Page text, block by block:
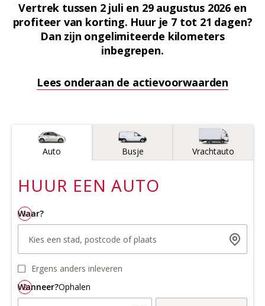
Vertrek tussen 2 juli en 29 augustus 2026 en
profiteer van korting. Huur je 7 tot 21 dagen?
Dan zijn ongelimiteerde kilometers
inbegrepen.
Lees onderaan de actievoorwaarden
Voertuigtype
Auto Busje Vrachtauto
HUUR EENAUTO
1
Waar?
Kies een stad, postcode of plaats
Ergens anders inleveren
2
Wanneer?Ophalen